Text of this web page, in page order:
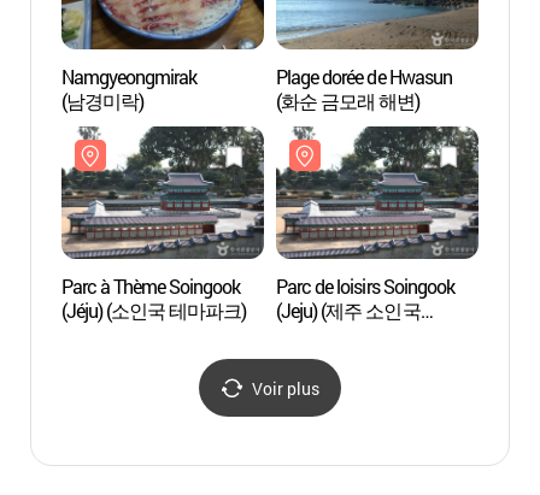
Namgyeongmirak
(남경미락)
Plage dorée de Hwasun
(화순 금모래 해변)
Parc à Thème Soingook
(Jéju) (소인국 테마파크)
Parc de loisirs Soingook
(Jeju) (제주 소인국
Voir plus